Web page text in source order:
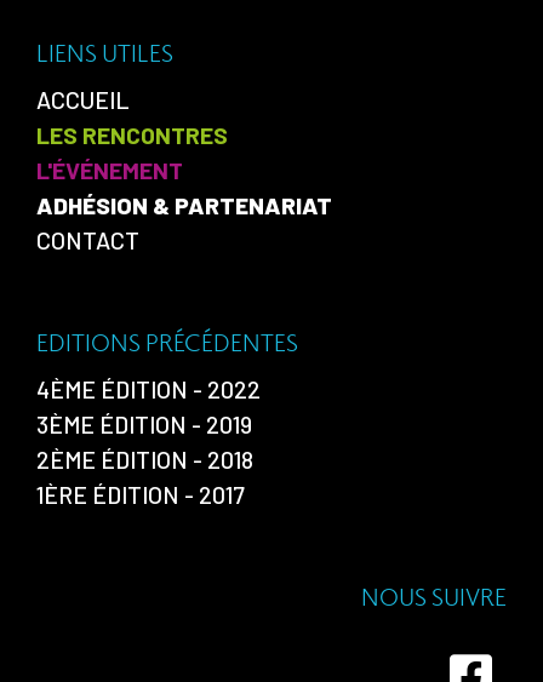
LIENS UTILES
ACCUEIL
LES RENCONTRES
L'ÉVÉNEMENT
ADHÉSION & PARTENARIAT
CONTACT
EDITIONS PRÉCÉDENTES
4ÈME ÉDITION - 2022
3ÈME ÉDITION - 2019
2ÈME ÉDITION - 2018
1ÈRE ÉDITION - 2017
NOUS SUIVRE